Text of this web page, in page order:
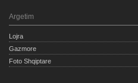
Argetim
Lojra
Gazmore
Foto Shqiptare